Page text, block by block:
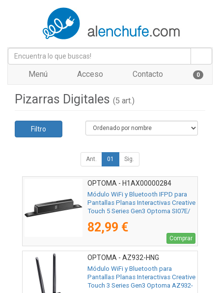
Menú Acceso Contacto 0
Pizarras Digitales (5 art.)
Filtro
Ant. 01 Sig.
OPTOMA - H1AX00000284
Módulo WiFi y Bluetooth IFPD para
Pantallas Planas Interactivas Creative
Touch 5 Series Gen3 Optoma SI07E/
82,99 €
Comprar
OPTOMA - AZ932-HNG
Módulo WiFi y Bluetooth para
Pantallas Planas Interactivas Creative
Touch 3 Series Gen3 Optoma AZ932-